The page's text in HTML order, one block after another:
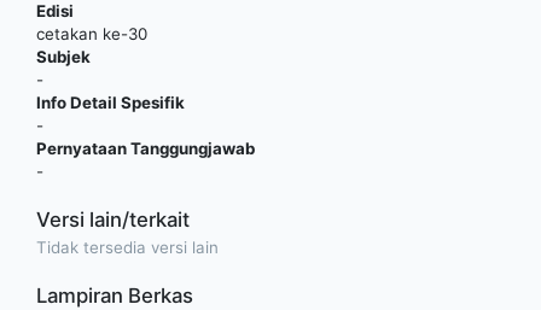
Edisi
cetakan ke-30
Subjek
-
Info Detail Spesifik
-
Pernyataan Tanggungjawab
-
Versi lain/terkait
Tidak tersedia versi lain
Lampiran Berkas